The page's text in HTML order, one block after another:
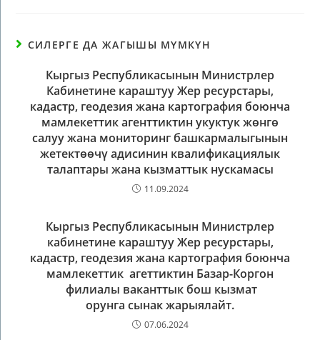
СИЛЕРГЕ ДА ЖАГЫШЫ МҮМКҮН
Кыргыз Республикасынын Министрлер
Кабинетине караштуу Жер ресурстары,
кадастр, геодезия жана картография боюнча
мамлекеттик агенттиктин укуктук жөнгө
салуу жана мониторинг башкармалыгынын
жетектөөчү адисинин квалификациялык
талаптары жана кызматтык нускамасы
11.09.2024
Кыргыз Республикасынын Министрлер
кабинетине караштуу Жер ресурстары,
кадастр, геодезия жана картография боюнча
мамлекеттик агеттиктин Базар-Коргон
филиалы ваканттык бош кызмат
орунга сынак жарыялайт.
07.06.2024